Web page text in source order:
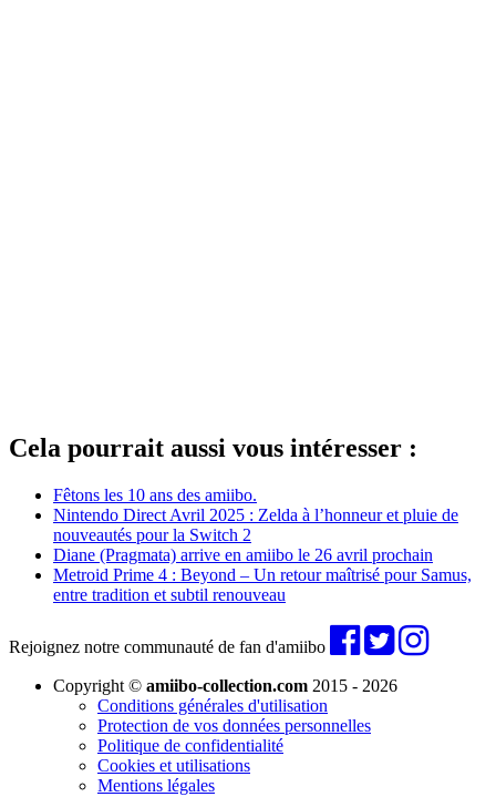
Cela pourrait aussi vous intéresser :
Fêtons les 10 ans des amiibo.
Nintendo Direct Avril 2025 : Zelda à l’honneur et pluie de
nouveautés pour la Switch 2
Diane (Pragmata) arrive en amiibo le 26 avril prochain
Metroid Prime 4 : Beyond – Un retour maîtrisé pour Samus,
entre tradition et subtil renouveau
Rejoignez notre communauté de fan d'amiibo
Copyright © amiibo-collection.com 2015 - 2026
Conditions générales d'utilisation
Protection de vos données personnelles
Politique de confidentialité
Cookies et utilisations
Mentions légales